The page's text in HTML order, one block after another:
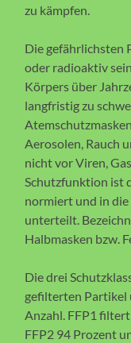
zu kämpfen.
Die gefährlichsten
oder radioaktiv
Körpers über
langfristig zu
Aerosolen, Rauch
nicht vor Viren,
Schutzfunktion ist
normiert und in die
unterteilt.
Halbmasken bzw.
Die drei
gefilterten Partikel
Anzahl. FFP1
FFP2 94 Prozent